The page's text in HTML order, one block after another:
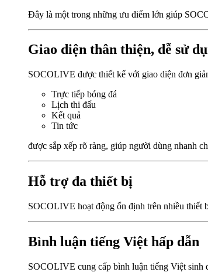
Đây là một trong những ưu điểm lớn giúp
Giao diện thân thiện, dễ sử
SOCOLIVE được thiết kế với giao diện đơn
Trực tiếp bóng đá
Lịch thi đấu
Kết quả
Tin tức
được sắp xếp rõ ràng, giúp người dùng nhanh
Hỗ trợ đa thiết bị
SOCOLIVE hoạt động ổn định trên nhiều thiết
Bình luận tiếng Việt hấp dẫn
SOCOLIVE cung cấp bình luận tiếng Việt sinh